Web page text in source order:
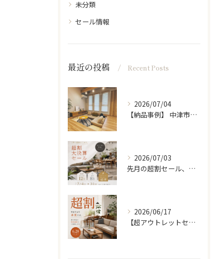
未分類
セール情報
最近の投稿 Recent Posts
2026/07/04
【納品事例】 中津市の新築に家具・雑貨一式をコーディネートさ...
2026/07/03
先月の超割セール、たくさんの方に来ていただきありがとうござい...
2026/06/17
【超アウトレットセール】 「超割」